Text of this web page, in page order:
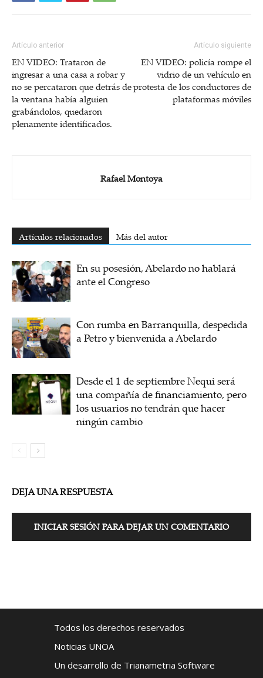
Artículo anterior
EN VIDEO: Trataron de
ingresar a una casa a robar y
no se percataron que detrás de
la ventana había alguien
grabándolos, quedaron
plenamente identificados.
Artículo siguiente
EN VIDEO: policía rompe el
vidrio de un vehículo en
protesta de los conductores de
plataformas móviles
Rafael Montoya
Artículos relacionados Más del autor
En su posesión, Abelardo no hablará
ante el Congreso
Con rumba en Barranquilla, despedida
a Petro y bienvenida a Abelardo
Desde el 1 de septiembre Nequi será
una compañía de financiamiento, pero
los usuarios no tendrán que hacer
ningún cambio
DEJA UNA RESPUESTA
INICIAR SESIÓN PARA DEJAR UN COMENTARIO
Todos los derechos reservados
Noticias UNOA
Un desarrollo de Trianametria Software